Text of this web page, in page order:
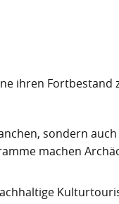
ihren Fortbestand
sondern
machen